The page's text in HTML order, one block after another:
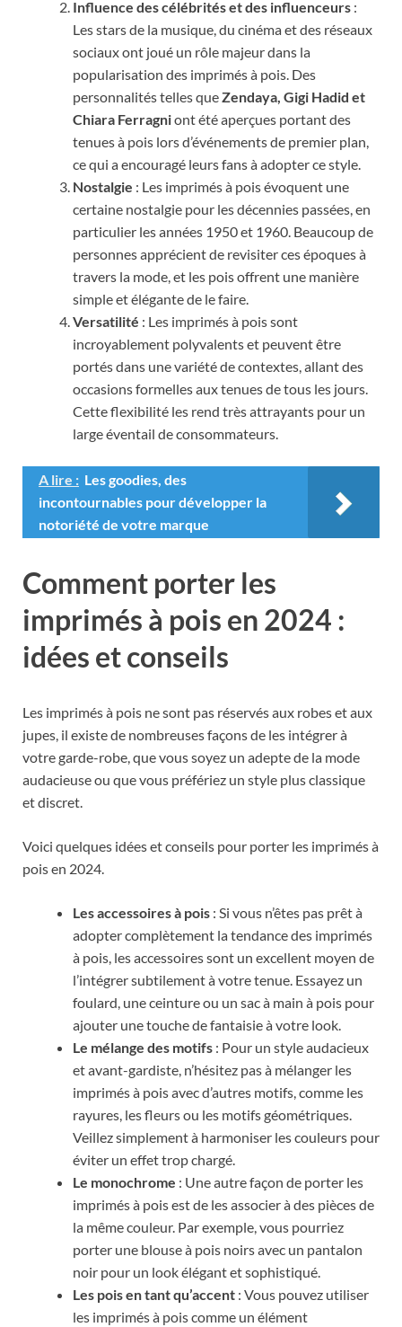
Influence des célébrités et des influenceurs :
Les stars de la musique, du cinéma et des réseaux
sociaux ont joué un rôle majeur dans la
popularisation des imprimés à pois. Des
personnalités telles queZendaya, Gigi Hadid et
Chiara Ferragniont été aperçues portant des
tenues à pois lors d’événements de premier plan,
ce qui a encouragé leurs fans à adopter ce style.
Nostalgie : Les imprimés à pois évoquent une
certaine nostalgie pour les décennies passées, en
particulier les années 1950 et 1960. Beaucoup de
personnes apprécient de revisiter ces époques à
travers la mode, et les pois offrent une manière
simple et élégante de le faire.
Versatilité : Les imprimés à pois sont
incroyablement polyvalents et peuvent être
portés dans une variété de contextes, allant des
occasions formelles aux tenues de tous les jours.
Cette flexibilité les rend très attrayants pour un
large éventail de consommateurs.
A lire : Les goodies, des
incontournables pour développer la
notoriété de votre marque
Comment porter les
imprimés à pois en 2024 :
idées et conseils
Les imprimés à pois ne sont pas réservés aux robes et aux
jupes, il existe de nombreuses façons de les intégrer à
votre garde-robe, que vous soyez un adepte de la mode
audacieuse ou que vous préfériez un style plus classique
et discret.
Voici quelques idées et conseils pour porter les imprimés à
pois en 2024.
Les accessoires à pois : Si vous n’êtes pas prêt à
adopter complètement la tendance des imprimés
à pois, les accessoires sont un excellent moyen de
l’intégrer subtilement à votre tenue. Essayez un
foulard, une ceinture ou un sac à main à pois pour
ajouter une touche de fantaisie à votre look.
Le mélange des motifs : Pour un style audacieux
et avant-gardiste, n’hésitez pas à mélanger les
imprimés à pois avec d’autres motifs, comme les
rayures, les fleurs ou les motifs géométriques.
Veillez simplement à harmoniser les couleurs pour
éviter un effet trop chargé.
Le monochrome : Une autre façon de porter les
imprimés à pois est de les associer à des pièces de
la même couleur. Par exemple, vous pourriez
porter une blouse à pois noirs avec un pantalon
noir pour un look élégant et sophistiqué.
Les pois en tant qu’accent : Vous pouvez utiliser
les imprimés à pois comme un élément